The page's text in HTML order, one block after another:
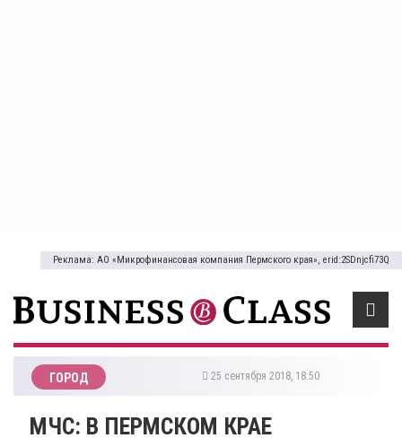
Реклама: АО «Микрофинансовая компания Пермского края», erid:2SDnjcfi73Q
ГОРОД 25 сентября 2018, 18:50
МЧС: В ПЕРМСКОМ КРАЕ